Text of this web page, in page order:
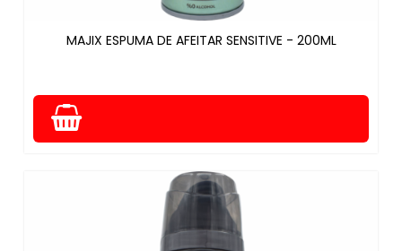
MAJIX ESPUMA DE AFEITAR SENSITIVE - 200ML